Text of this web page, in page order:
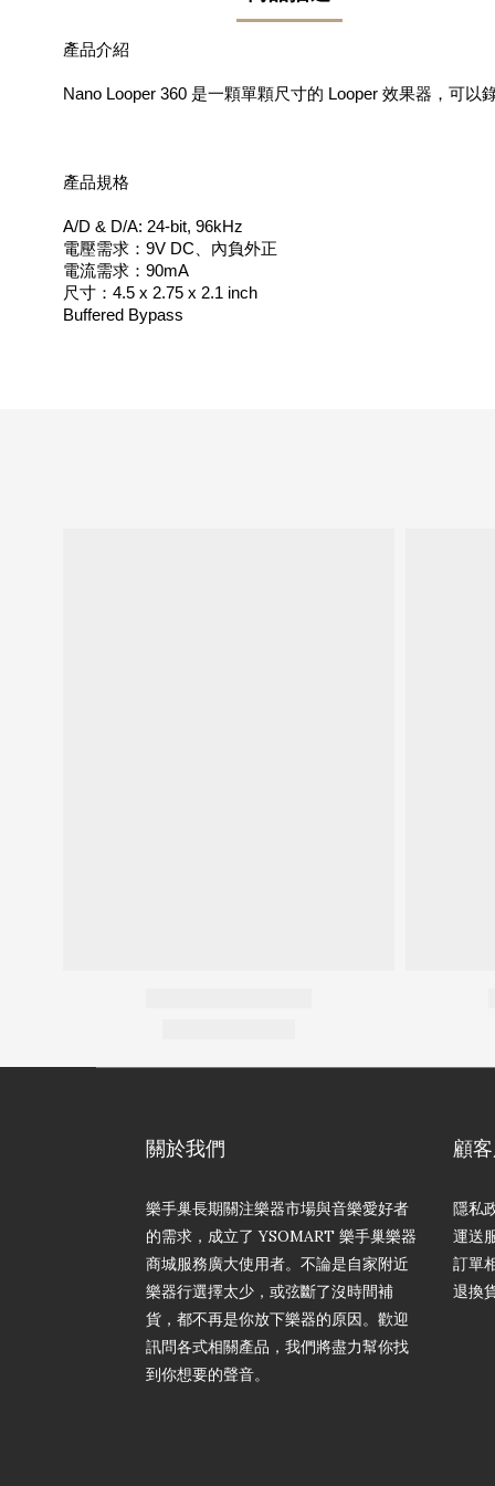
產品介紹
Nano Looper 360 是一顆單顆尺寸的 Looper 效果器，可
產品規格
A/D & D/A: 24-bit, 96kHz
電壓需求：9V DC、內負外正
電流需求：90mA
尺寸：4.5 x 2.75 x 2.1 inch
Buffered Bypass
關於我們
樂手巢長期關注樂器市場與音樂愛好者
的需求，成立了 YSOMART 樂手巢樂器
商城服務廣大使用者。不論是自家附近
樂器行選擇太少，或弦斷了沒時間補
貨，都不再是你放下樂器的原因。歡迎
訊問各式相關產品，我們將盡力幫你找
到你想要的聲音。
顧
隱私
運送
訂單
退換